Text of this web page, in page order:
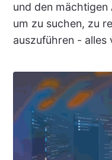
und den mächtigen
um zu suchen, zu
auszuführen - alles